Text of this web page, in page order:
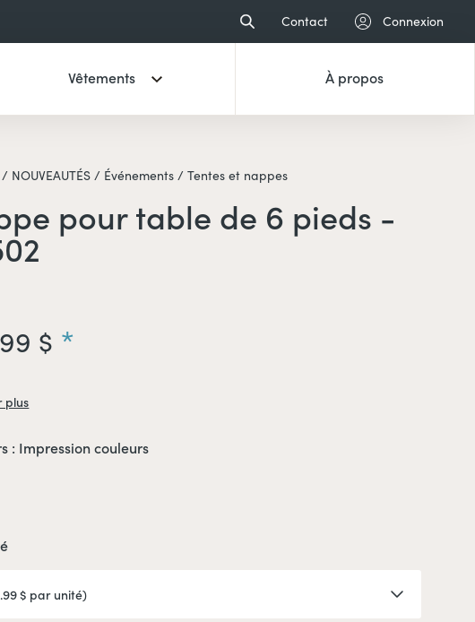
Contact Connexion
Vêtements À propos
/ NOUVEAUTÉS / Événements / Tentes et nappes
pour table de 6 pieds -
$
plus
: Impression couleurs